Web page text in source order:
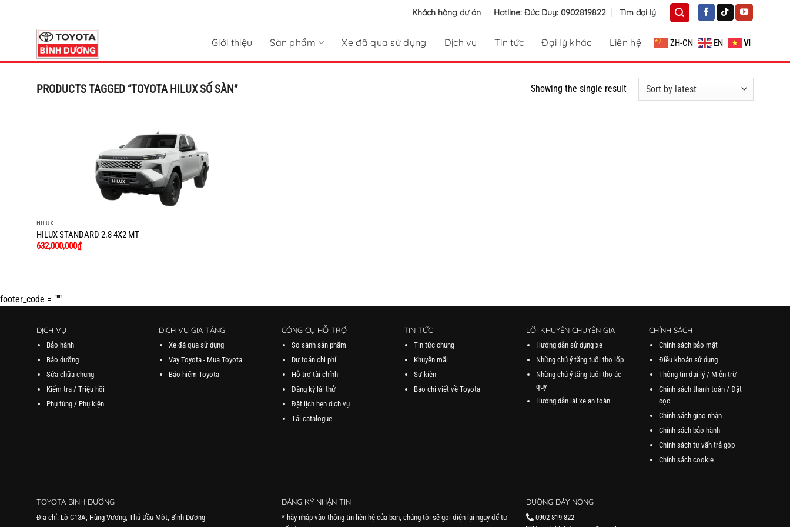
Khách hàng dự án Hotline: Đức Duy: 0902819822 Tìm đại lý
Giới thiệu Sản phẩm Xe đã qua sử dụng Dịch vụ Tin tức Đại lý khác Liên hệ ZH-CN EN VI
PRODUCTS TAGGED “TOYOTA HILUX SỐ SÀN” Showing the single result
HILUX
HILUX STANDARD 2.8 4X2 MT
632,000,000₫
footer_code = """
DỊCH VỤ
Bảo hành
Bảo dưỡng
Sửa chữa chung
Kiểm tra / Triệu hồi
Phụ tùng / Phụ kiện
DỊCH VỤ GIA TĂNG
Xe đã qua sử dụng
Vay Toyota - Mua Toyota
Bảo hiểm Toyota
CÔNG CỤ HỖ TRỢ
So sánh sản phẩm
Dự toán chi phí
Hỗ trợ tài chính
Đăng ký lái thử
Đặt lịch hẹn dịch vụ
Tải catalogue
TIN TỨC
Tin tức chung
Khuyến mãi
Sự kiện
Báo chí viết về Toyota
LỜI KHUYÊN CHUYÊN GIA
Hướng dẫn sử dụng xe
Những chú ý tăng tuổi thọ lốp
Những chú ý tăng tuổi thọ ác
quy
Hướng dẫn lái xe an toàn
CHÍNH SÁCH
Chính sách bảo mật
Điều khoản sử dụng
Thông tin đại lý / Miễn trừ
Chính sách thanh toán / Đặt
cọc
Chính sách giao nhận
Chính sách bảo hành
Chính sách tư vấn trả góp
Chính sách cookie
TOYOTA BÌNH DƯƠNG
Địa chỉ: Lô C13A, Hùng Vương, Thủ Dầu Một, Bình Dương
ĐĂNG KÝ NHẬN TIN
* hãy nhập vào thông tin liên hệ của bạn, chúng tôi sẽ gọi điện lại ngay để tư
ĐƯỜNG DÂY NÓNG
0902 819 822